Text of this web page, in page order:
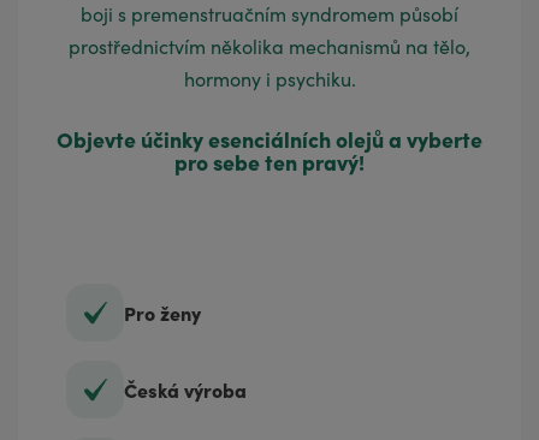
boji s premenstruačním syndromem působí
prostřednictvím několika mechanismů na tělo,
hormony i psychiku.
Objevte účinky esenciálních olejů a vyberte
pro sebe ten pravý!
Pro ženy
Česká výroba